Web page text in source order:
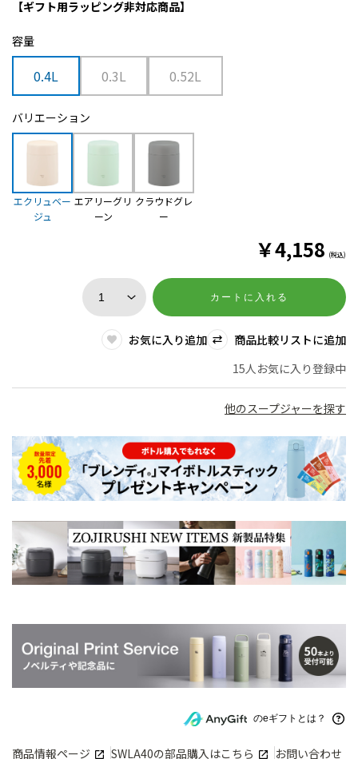
【ギフト用ラッピング非対応商品】
容量
0.4L 0.3L 0.52L
バリエーション
エクリュベー
ジュ
エアリーグリ
ーン
クラウドグレ
ー
￥4,158 (税込)
カートに入れる
お気に入り追加
商品比較リストに追加
15人お気に入り登録中
他のスープジャーを探す
のeギフトとは？
商品情報ページ SWLA40の部品購入はこちら お問い合わせ